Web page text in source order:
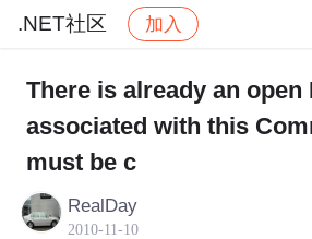
.NET社区 加入
社区 .NET社区
There is already an open
associated with this
must be c
RealDay
2010-11-10